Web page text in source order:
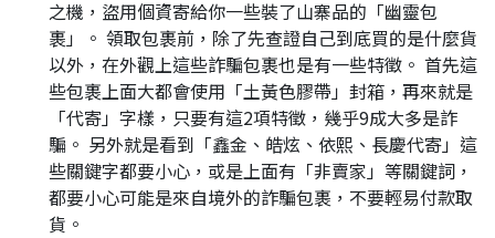
之機，盜用個資寄給你一些裝了山寨品的「幽靈包
裹」。 領取包裹前，除了先查證自己到底買的是什麼貨
以外，在外觀上這些詐騙包裹也是有一些特徵。 首先這
些包裹上面大都會使用「土黃色膠帶」封箱，再來就是
「代寄」字樣，只要有這2項特徵，幾乎9成大多是詐
騙。 另外就是看到「鑫金、皓炫、依熙、長慶代寄」這
些關鍵字都要小心，或是上面有「非賣家」等關鍵詞，
都要小心可能是來自境外的詐騙包裹，不要輕易付款取
貨。